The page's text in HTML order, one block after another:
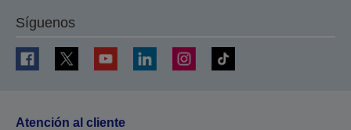
Síguenos
Atención al cliente